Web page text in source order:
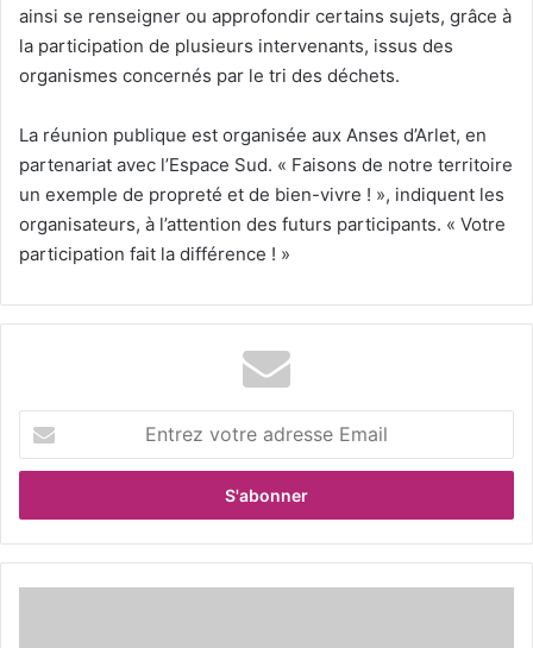
ainsi se renseigner ou approfondir certains sujets, grâce à
la participation de plusieurs intervenants, issus des
organismes concernés par le tri des déchets.
La réunion publique est organisée aux Anses d’Arlet, en
partenariat avec l’Espace Sud. « Faisons de notre territoire
un exemple de propreté et de bien-vivre ! », indiquent les
organisateurs, à l’attention des futurs participants. « Votre
participation fait la différence ! »
t
e
z